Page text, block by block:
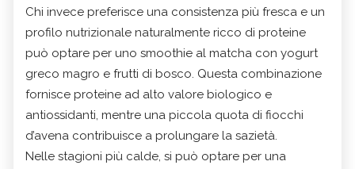
Chi invece preferisce una consistenza più fresca e un
profilo nutrizionale naturalmente ricco di proteine
può optare per uno smoothie al matcha con yogurt
greco magro e frutti di bosco. Questa combinazione
fornisce proteine ad alto valore biologico e
antiossidanti, mentre una piccola quota di fiocchi
d’avena contribuisce a prolungare la sazietà.
Nelle stagioni più calde, si può optare per una